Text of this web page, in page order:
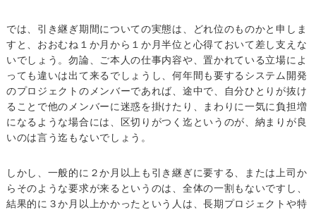
では、引き継ぎ期間についての実態は、どれ位のものかと申しま
すと、おおむね１か月から１か月半位と心得ておいて差し支えな
いでしょう。勿論、ご本人の仕事内容や、置かれている立場によ
っても違いは出て来るでしょうし、何年間も要するシステム開発
のプロジェクトのメンバーであれば、途中で、自分ひとりが抜け
ることで他のメンバーに迷惑を掛けたり、まわりに一気に負担増
になるような場合には、区切りがつく迄というのが、納まりが良
いのは言う迄もないでしょう。
しかし、一般的に２か月以上も引き継ぎに要する、または上司か
らそのような要求が来るというのは、全体の一割もないですし、
結果的に３か月以上かかったという人は、長期プロジェクトや特